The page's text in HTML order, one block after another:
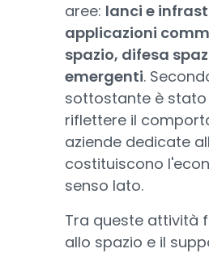
aree: lanci e
applicazioni
spazio, difesa
emergenti.
sottostante è
riflettere il
aziende dedicate
costituiscono
senso lato.
Tra queste attività
allo spazio e il